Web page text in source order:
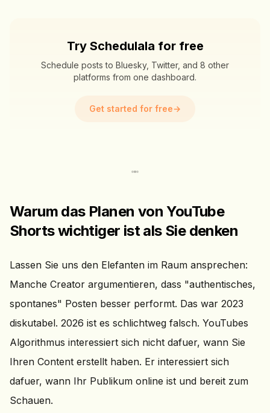
Try Schedulala for free
Schedule posts to Bluesky, Twitter, and 8 other
platforms from one dashboard.
Get started for free→
Warum das Planen von YouTube
Shorts wichtiger ist als Sie denken
Lassen Sie uns den Elefanten im Raum ansprechen:
Manche Creator argumentieren, dass "authentisches,
spontanes" Posten besser performt. Das war 2023
diskutabel. 2026 ist es schlichtweg falsch. YouTubes
Algorithmus interessiert sich nicht dafuer, wann Sie
Ihren Content erstellt haben. Er interessiert sich
dafuer, wann Ihr Publikum online ist und bereit zum
Schauen.